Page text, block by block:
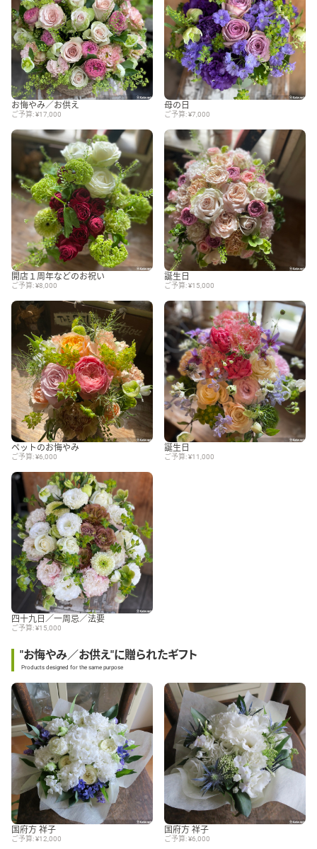
お悔やみ／お供え
ご予算: ¥17,000
母の日
ご予算: ¥7,000
開店１周年などのお祝い
ご予算: ¥8,000
誕生日
ご予算: ¥15,000
ペットのお悔やみ
ご予算: ¥6,000
誕生日
ご予算: ¥11,000
四十九日／一周忌／法要
ご予算: ¥15,000
"お悔やみ／お供え"に贈られたギフト
Products designed for the same purpose
国府方 祥子
ご予算: ¥12,000
国府方 祥子
ご予算: ¥6,000